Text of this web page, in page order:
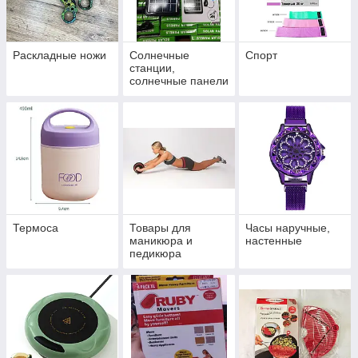
Раскладные ножи
Солнечные
станции,
солнечные панели
Спорт
Термоса
Товары для
маникюра и
педикюра
Часы наручные,
настенные